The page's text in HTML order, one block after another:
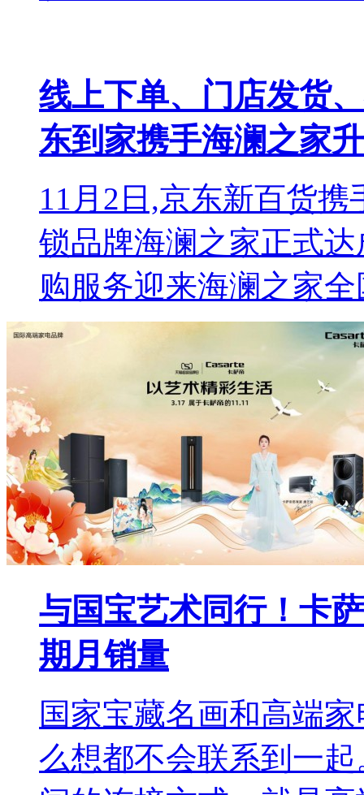
线上下单、门店发货
东到家携手海澜之家
11月2日,京东新百货
锁品牌海澜之家正式
购服务迎来海澜之家全
与国宝艺术同行！卡
期月销量
国家宝藏名画和高端
么想都不会联系到一